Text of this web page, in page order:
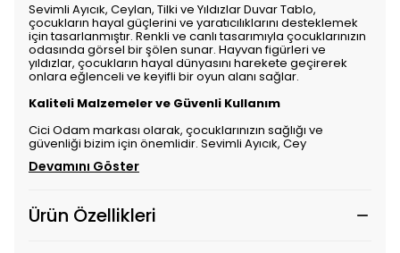
Sevimli Ayıcık, Ceylan, Tilki ve Yıldızlar Duvar Tablo,
çocukların hayal güçlerini ve yaratıcılıklarını desteklemek
için tasarlanmıştır. Renkli ve canlı tasarımıyla çocuklarınızın
odasında görsel bir şölen sunar. Hayvan figürleri ve
yıldızlar, çocukların hayal dünyasını harekete geçirerek
onlara eğlenceli ve keyifli bir oyun alanı sağlar.
Kaliteli Malzemeler ve Güvenli Kullanım
Cici Odam markası olarak, çocuklarınızın sağlığı ve
güvenliği bizim için önemlidir. Sevimli Ayıcık, Cey
Devamını Göster
Ürün Özellikleri